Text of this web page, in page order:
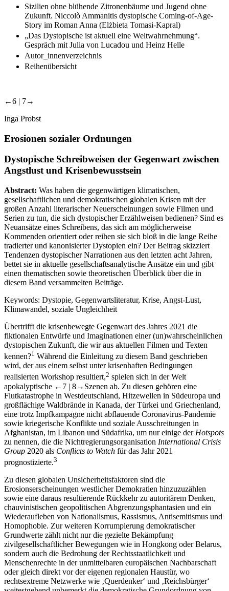
Sizilien ohne blühende Zitronenbäume und Jugend ohne
Zukunft. Niccolò Ammanitis dystopische Coming-of-Age-
Story im Roman Anna (Elżbieta Tomasi-Kapral)
„Das Dystopische ist aktuell eine Weltwahrnehmung“.
Gespräch mit Julia von Lucadou und Heinz Helle
Autor_innenverzeichnis
Reihenübersicht
←6 | 7→
Inga Probst
Erosionen sozialer Ordnungen
Dystopische Schreibweisen der Gegenwart zwischen
Angstlust und Krisenbewusstsein
Abstract: Was haben die gegenwärtigen klimatischen,
gesellschaftlichen und demokratischen globalen Krisen mit der
großen Anzahl literarischer Neuerscheinungen sowie Filmen und
Serien zu tun, die sich dystopischer Erzählweisen bedienen? Sind es
Neuansätze eines Schreibens, das sich am möglicherweise
Kommenden orientiert oder reihen sie sich bloß in die lange Reihe
tradierter und kanonisierter Dystopien ein? Der Beitrag skizziert
Tendenzen dystopischer Narrationen aus den letzten acht Jahren,
bettet sie in aktuelle gesellschaftsanalytische Ansätze ein und gibt
einen thematischen sowie theoretischen Überblick über die in
diesem Band versammelten Beiträge.
Keywords: Dystopie, Gegenwartsliteratur, Krise, Angst-Lust,
Klimawandel, soziale Ungleichheit
Übertrifft die krisenbewegte Gegenwart des Jahres 2021 die
fiktionalen Entwürfe und Imaginationen einer (un)wahrscheinlichen
dystopischen Zukunft, die wir aus aktuellen Filmen und Texten
kennen?1 Während die Einleitung zu diesem Band geschrieben
wird, der aus einem selbst unter krisenhaften Bedingungen
realisierten Workshop resultiert,2 spielen sich in der Welt
apokalyptische ←7 | 8→ Szenen ab. Zu diesen gehören eine
Flutkatastrophe in Westdeutschland, Hitzewellen in Südeuropa und
großflächige Waldbrände in Kanada, der Türkei und Griechenland,
eine trotz Impfkampagne nicht abflauende Coronavirus-Pandemie
sowie kriegerische Konflikte und soziale Ausschreitungen in
Afghanistan, im Libanon und Südafrika, um nur einige der Hotspots
zu nennen, die die Nichtregierungsorganisation International Crisis
Group 2020 als Conflicts to Watch für das Jahr 2021
prognostizierte.3
Zu diesen globalen Unsicherheitsfaktoren sind die
Erosionserscheinungen westlicher Demokratien hinzuzuzählen
sowie eine daraus resultierende Rückkehr zu autoritärem Denken,
chauvinistischen geopolitischen Abgrenzungsphantasien und ein
Wiederaufleben von Nationalismus, Rassismus, Antisemitismus und
Homophobie. Zur weiteren Korrumpierung demokratischer
Grundwerte zählt nicht nur die gezielte Bekämpfung
zivilgesellschaftlicher Bewegungen wie in Hongkong oder Belarus,
sondern auch die Bedrohung der Rechtsstaatlichkeit und
Menschenrechte in der unmittelbaren europäischen Nachbarschaft
oder gleich direkt vor der eigenen regionalen Haustür, wo
rechtsextreme Netzwerke wie ‚Querdenker‘ und ‚Reichsbürger‘